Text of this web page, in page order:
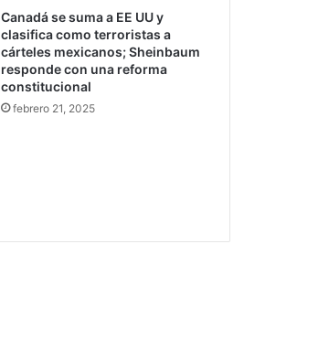
Canadá se suma a EE UU y
clasifica como terroristas a
cárteles mexicanos; Sheinbaum
responde con una reforma
constitucional
febrero 21, 2025